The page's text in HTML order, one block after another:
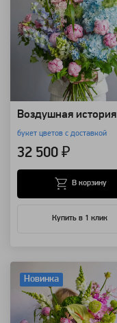
Воздушная история
букет цветов с доставкой
32 500 ₽
Купить в 1 клик
В корзину
Новинка